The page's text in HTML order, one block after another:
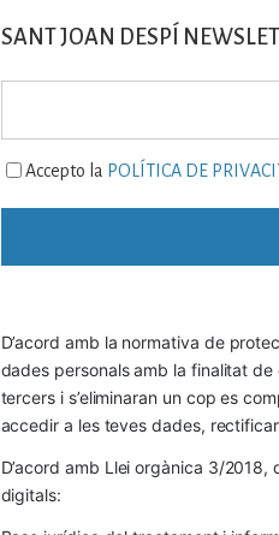
SANT JOAN DESPÍ
Accepto la POLÍTICA DE
D’acord amb la normativa de
dades personals amb la finalitat de
tercers i s’eliminaran un cop es
accedir a les teves dades,
D’acord amb Llei orgànica 3/
digitals: